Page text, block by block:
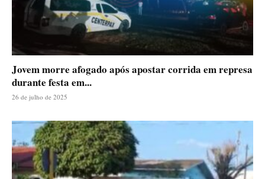
Jovem morre afogado após apostar corrida em represa
durante festa em...
26 de julho de 2025